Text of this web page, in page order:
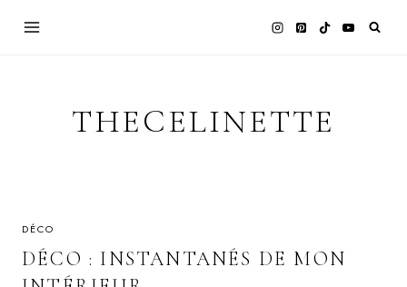
THECELINETTE
DÉCO
DÉCO : INSTANTANÉS DE MON